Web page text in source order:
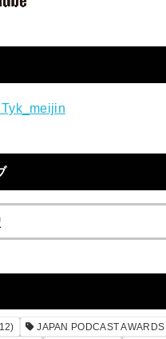
JAPAN PODCAST AWARDS